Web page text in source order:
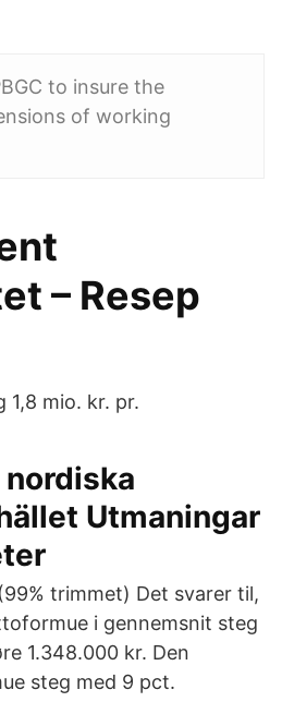
to insure the
of working
– Resep
1,8 mio. kr. pr.
Utmaningar
trimmet) Det svarer til,
i gennemsnit steg
1.348.000 kr. Den
steg med 9 pct.